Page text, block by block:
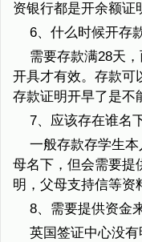
资银行都是开余额证
6、什么时候开存
需要存款满28天
开具才有效。存款可
存款证明开早了是不
7、应该存在谁名
一般存款存学生
母名下，但会需要提
明，父母支持信等资
8、需要提供资金
英国签证中心没